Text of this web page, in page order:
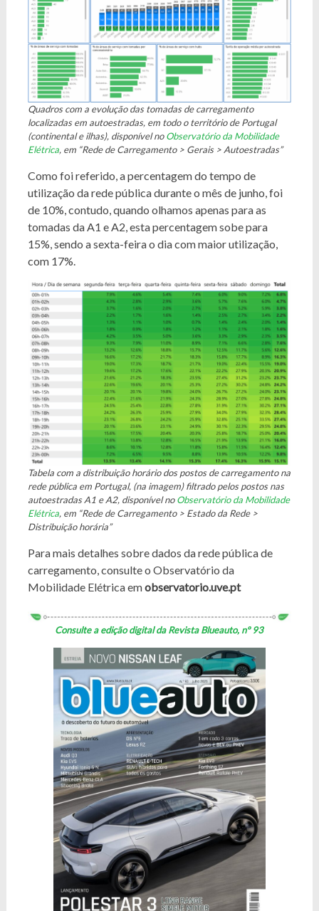
Quadros com a evolução das tomadas de carregamento
localizadas em autoestradas, em todo o território de Portugal
(continental e ilhas), disponível noObservatório da Mobilidade
Elétrica, em “Rede de Carregamento > Gerais > Autoestradas”
Como foi referido, a percentagem do tempo de
utilização da rede pública durante o mês de junho, foi
de 10%, contudo, quando olhamos apenas para as
tomadas da A1 e A2, esta percentagem sobe para
15%, sendo a sexta-feira o dia com maior utilização,
com 17%.
Tabela com a distribuição horário dos postos de carregamento na
rede pública em Portugal, (na imagem) filtrado pelos postos nas
autoestradas A1 e A2, disponível noObservatório da Mobilidade
Elétrica, em “Rede de Carregamento > Estado da Rede >
Distribuição horária”
Para mais detalhes sobre dados da rede pública de
carregamento, consulte o Observatório da
Mobilidade Elétrica emobservatorio.uve.pt
Consulte a edição digital da Revista Blueauto, nº 93